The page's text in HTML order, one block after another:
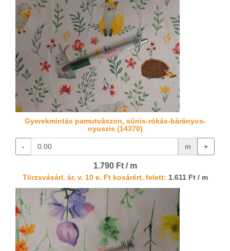
Gyerekmintás pamutvászon, sünis-rókás-bárányos-
nyuszis (14370)
- m +
1.790 Ft / m
Törzsvásárl. ár, v. 10 e. Ft kosárért. felett: 1.611 Ft / m